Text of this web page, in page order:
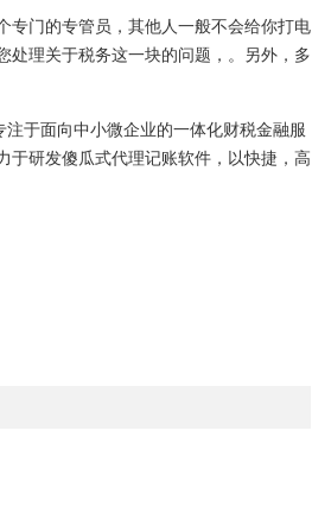
专门的专管员，其他人一般不会给你打电
处理关于税务这一块的问题，。另外，多
于面向中小微企业的一体化财税金融服
于研发傻瓜式代理记账软件，以快捷，高